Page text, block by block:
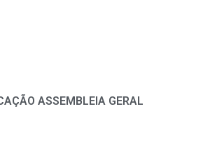
ASSEMBLEIA GERAL